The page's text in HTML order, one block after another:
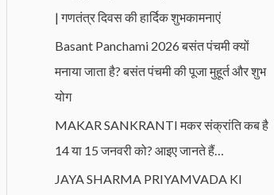
| गणतंत्र दिवस की हार्दिक शुभकामनाएं
Basant Panchami 2026 बसंत पंचमी क्यों
मनाया जाता है? बसंत पंचमी की पूजा मुहूर्त और शुभ
योग
MAKAR SANKRANTI मकर संक्रांति कब है
14 या 15 जनवरी को? आइए जानते हैं…
JAYA SHARMA PRIYAMVADA KI